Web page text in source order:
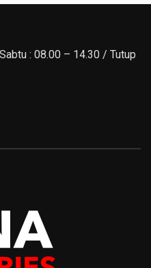
: 08.00 – 14.30 / Tutup